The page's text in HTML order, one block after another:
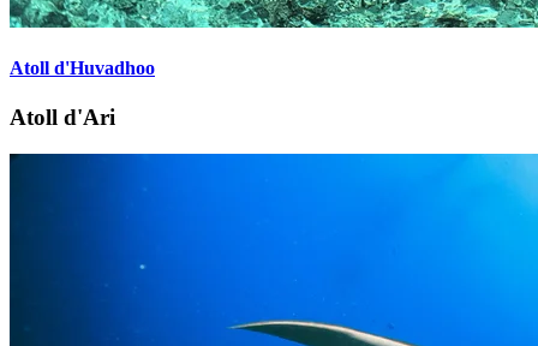
Atoll d'Huvadhoo
Atoll d'Ari